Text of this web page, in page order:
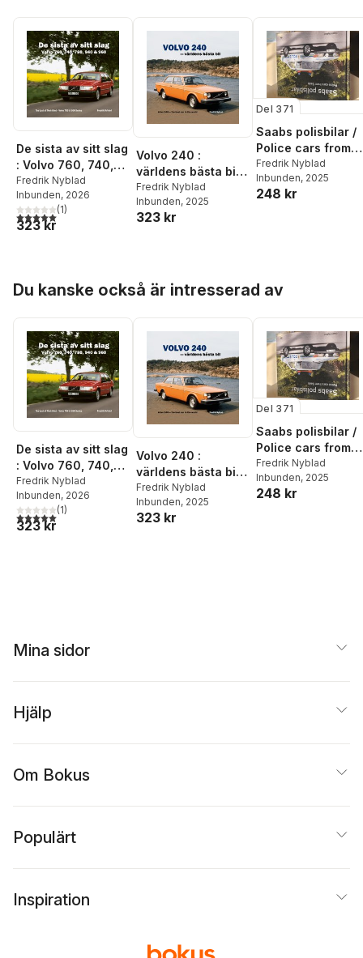
De sista av sitt slag
: Volvo 760, 740,
780, 940 & 960 /
The last of their
kind : Volvo 700 &
900 series
Fredrik Nyblad
Inbunden, 2026
5,0utav 5 stjärnor. Totalt antal röster:
(1)
323 kr
Volvo 240 :
världens bästa bil /
Volvo 240 : the
best car in the
world
Fredrik Nyblad
Inbunden, 2025
323 kr
Del 371
Saabs polisbilar /
Police cars from
Saab
Fredrik Nyblad
Inbunden, 2025
248 kr
Du kanske också är intresserad av
De sista av sitt slag
: Volvo 760, 740,
780, 940 & 960 /
The last of their
kind : Volvo 700 &
900 series
Fredrik Nyblad
Inbunden, 2026
5,0utav 5 stjärnor. Totalt antal röster:
(1)
323 kr
Volvo 240 :
världens bästa bil /
Volvo 240 : the
best car in the
world
Fredrik Nyblad
Inbunden, 2025
323 kr
Del 371
Saabs polisbilar /
Police cars from
Saab
Fredrik Nyblad
Inbunden, 2025
248 kr
Mina sidor
Hjälp
Om Bokus
Populärt
Inspiration